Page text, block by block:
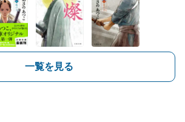
一覧を見る